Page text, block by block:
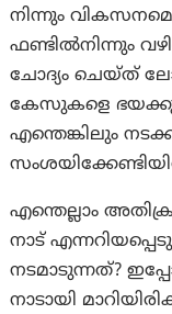
നിന്നും
ഫണ്ടിൽനിന്നും
ചോദ്യം ചെയ്ത്
കേസുകളെ
എന്തെങ്കിലും
എന്തെല്ലാം
നാട്
നടമാടുന്നത്?
നാടായി